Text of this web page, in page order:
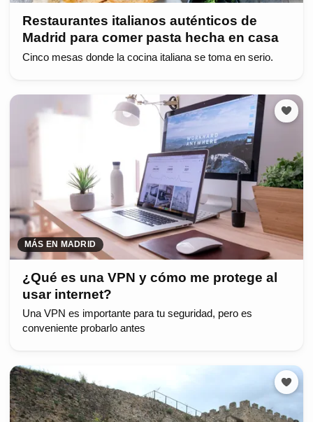
Restaurantes italianos auténticos de
Madrid para comer pasta hecha en casa
Cinco mesas donde la cocina italiana se toma en serio.
MÁS EN MADRID
¿Qué es una VPN y cómo me protege al
usar internet?
Una VPN es importante para tu seguridad, pero es
conveniente probarlo antes